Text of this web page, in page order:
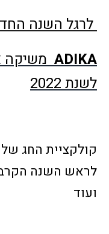
לרגל השנה
ADIKAמשיקה
לשנת 2022
קולקציית החג של
לראש השנה
ועוד